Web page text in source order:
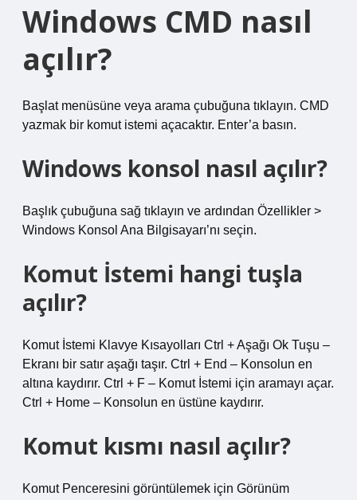
Windows CMD nasıl
açılır?
Başlat menüsüne veya arama çubuğuna tıklayın. CMD
yazmak bir komut istemi açacaktır. Enter’a basın.
Windows konsol nasıl açılır?
Başlık çubuğuna sağ tıklayın ve ardından Özellikler >
Windows Konsol Ana Bilgisayarı’nı seçin.
Komut İstemi hangi tuşla
açılır?
Komut İstemi Klavye Kısayolları Ctrl + Aşağı Ok Tuşu –
Ekranı bir satır aşağı taşır. Ctrl + End – Konsolun en
altına kaydırır. Ctrl + F – Komut İstemi için aramayı açar.
Ctrl + Home – Konsolun en üstüne kaydırır.
Komut kısmı nasıl açılır?
Komut Penceresini görüntülemek için Görünüm